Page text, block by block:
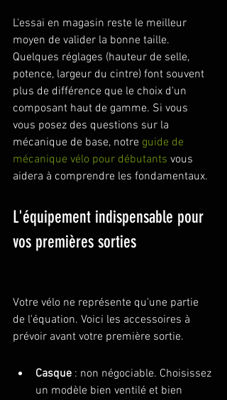
L'essai en magasin reste le meilleur
moyen de valider la bonne taille.
Quelques réglages (hauteur de selle,
potence, largeur du cintre) font souvent
plus de différence que le choix d'un
composant haut de gamme. Si vous
vous posez des questions sur la
mécanique de base, notre guide de
mécanique vélo pour débutants vous
aidera à comprendre les fondamentaux.
L'équipement indispensable pour
vos premières sorties
Votre vélo ne représente qu'une partie
de l'équation. Voici les accessoires à
prévoir avant votre première sortie.
Casque : non négociable. Choisissez
un modèle bien ventilé et bien